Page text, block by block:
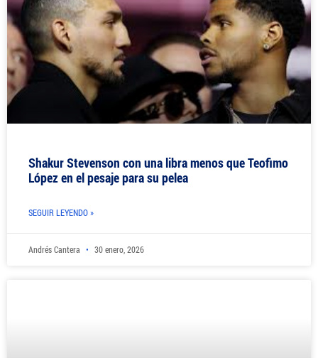
Shakur Stevenson con una libra menos que Teofimo
López en el pesaje para su pelea
SEGUIR LEYENDO »
Andrés Cantera 30 enero, 2026